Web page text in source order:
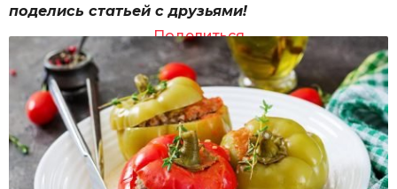
поделись статьей с друзьями!
Поделиться